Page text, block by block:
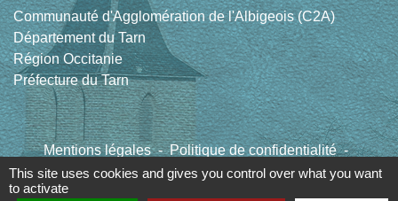
Communauté d'Agglomération de l'Albigeois (C2A)
Département du Tarn
Région Occitanie
Préfecture du Tarn
Mentions légales - Politique de confidentialité -
Accessibilité - Plan du site - Gestion des cookies
This site uses cookies and gives you control over what you want
to activate